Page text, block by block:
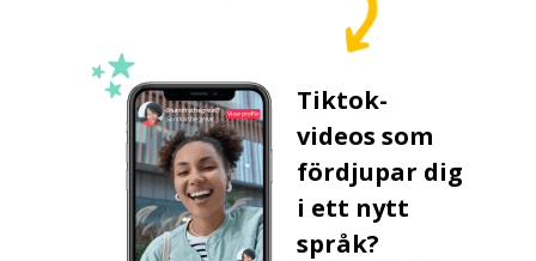
Tiktok-
videos som
fördjupar dig
i ett nytt
språk?